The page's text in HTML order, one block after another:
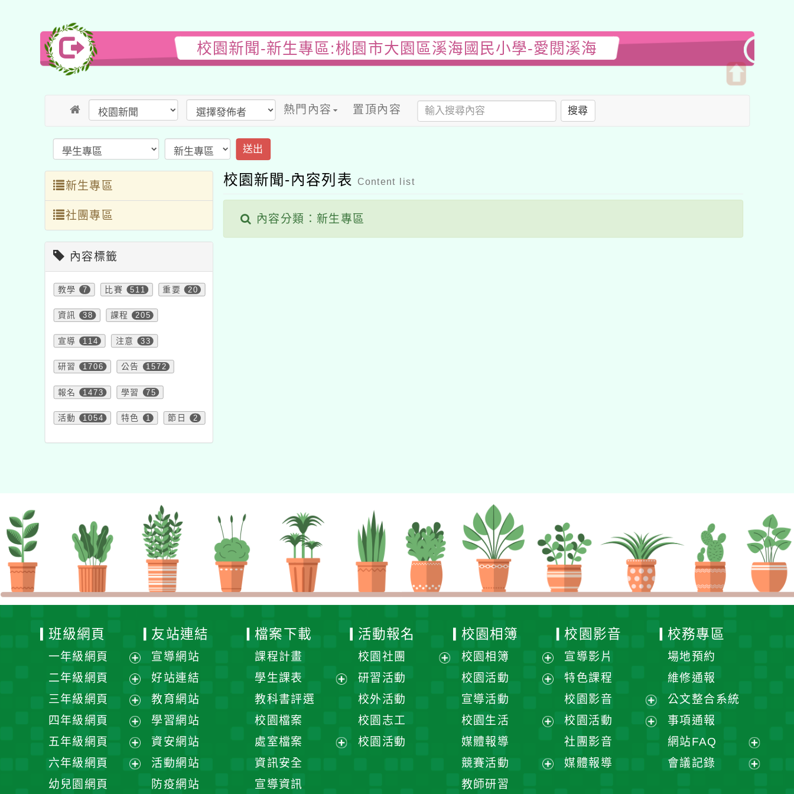
校園新聞-新生專區:桃園市大園區溪海國民小學-愛閱溪海
熱門內容 置頂內容 搜尋
送出
新生專區
社團專區
內容標籤
教學 7 比賽 511 重要 20
資訊 38 課程 205
宣導 114 注意 33
研習 1706 公告 1572
報名 1473 學習 75
活動 1054 特色 1 節日 2
校園新聞-內容列表 Content list
內容分類：新生專區
班級網頁
一年級網頁
展
選
單
二年級網頁
展
開
選
單
三年級網頁
展
開
選
單
四年級網頁
展
開
選
五年級網頁
展
開
六年級網頁
幼兒園網頁
友站連結
宣導網站
好站連結
教育網站
學習網站
資安網站
活動網站
防疫網站
檔案下載
課程計畫
學生課表
單
教科書評選
校園檔案
處室檔案
資訊安全
宣導資訊
活動報名
校園社團
研習活動
校外活動
校園志工
校園活動
校園相簿
校園相簿
展
單
校園活動
選
宣導活動
校園生活
選
媒體報導
競賽活動
教師研習
校園影音
宣導影片
特色課程
校園影音
展
開
校園活動
社團影音
媒體報導
校務專區
場地預約
維修通報
公文整合系統
事項通報
網站FAQ
展
開
會議記錄